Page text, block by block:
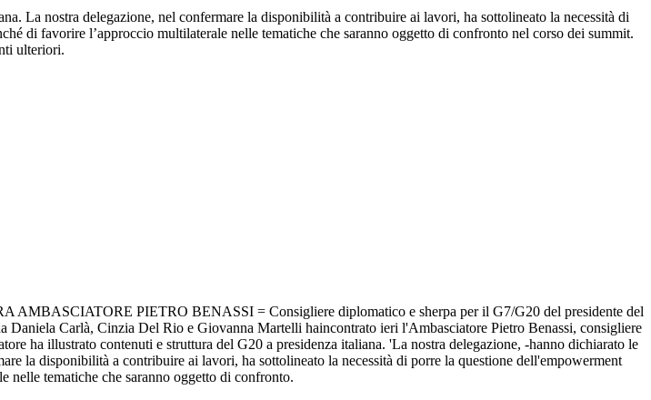
La nostra delegazione, nel confermare la disponibilità a contribuire ai lavori, ha sottolineato la necessità di
di favorire l’approccio multilaterale nelle tematiche che saranno oggetto di confronto nel corso dei summit.
ulteriori.
PIETRO BENASSI = Consigliere diplomatico e sherpa per il G7/G20 del presidente del
Carlà, Cinzia Del Rio e Giovanna Martelli haincontrato ieri l'Ambasciatore Pietro Benassi, consigliere
ha illustrato contenuti e struttura del G20 a presidenza italiana. 'La nostra delegazione, -hanno dichiarato le
la disponibilità a contribuire ai lavori, ha sottolineato la necessità di porre la questione dell'empowerment
tematiche che saranno oggetto di confronto.